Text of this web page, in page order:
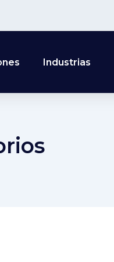
Industrias